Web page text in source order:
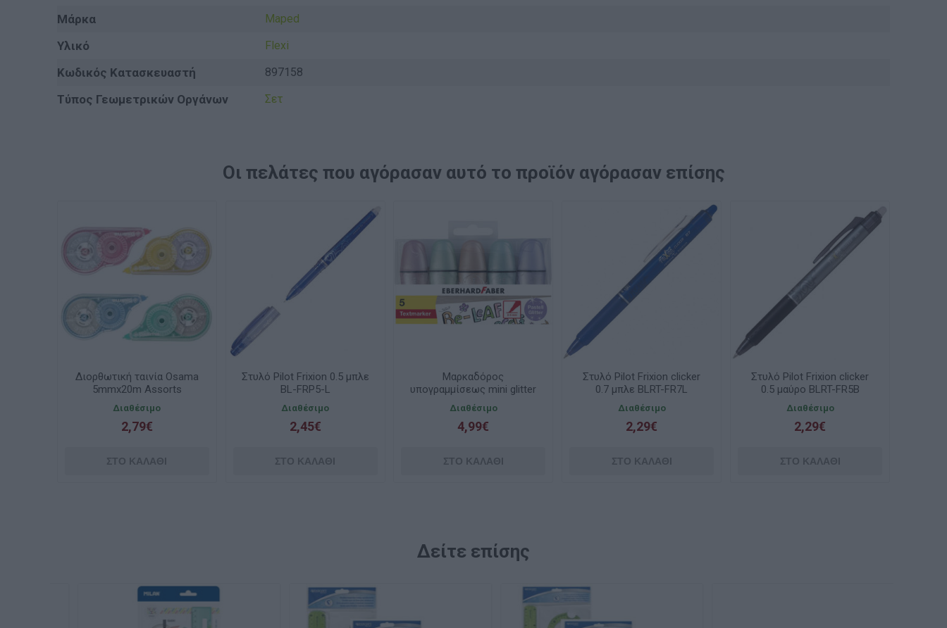
Μάρκα Maped
Υλικό Flexi
Κωδικός Κατασκευαστή 897158
Τύπος Γεωμετρικών Οργάνων Σετ
Οι πελάτες που αγόρασαν αυτό το προϊόν αγόρασαν επίσης
Διορθωτική ταινία Osama
5mmx20m Assorts
OW84005751
Διαθέσιμο
2,79€
Στυλό Pilot Frixion 0.5 μπλε
BL-FRP5-L
Διαθέσιμο
2,45€
Μαρκαδόρος
υπογραμμίσεως mini glitter
pastel 5τεμ. Eberhard Faber
Διαθέσιμο
4,99€
Στυλό Pilot Frixion clicker
0.7 μπλε BLRT-FR7L
Διαθέσιμο
2,29€
Στυλό Pilot Frixion clicker
0.5 μαύρο BLRT-FR5B
Διαθέσιμο
2,29€
Δείτε επίσης